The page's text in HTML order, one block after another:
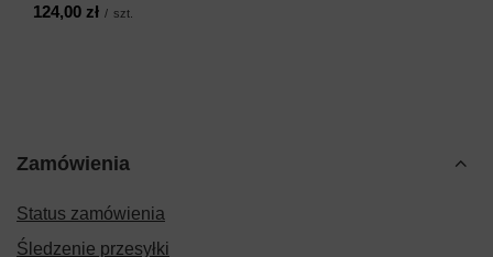
124,00 zł / szt.
Zamówienia
Status zamówienia
Śledzenie przesyłki